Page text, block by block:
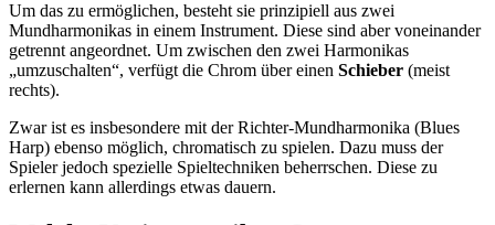
Um das zu ermöglichen, besteht sie prinzipiell aus zwei
Mundharmonikas in einem Instrument. Diese sind aber voneinander
getrennt angeordnet. Um zwischen den zwei Harmonikas
„umzuschalten“, verfügt die Chrom über einen Schieber (meist
rechts).
Zwar ist es insbesondere mit der Richter-Mundharmonika (Blues
Harp) ebenso möglich, chromatisch zu spielen. Dazu muss der
Spieler jedoch spezielle Spieltechniken beherrschen. Diese zu
erlernen kann allerdings etwas dauern.